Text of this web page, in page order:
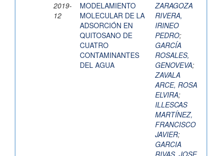
2019-
12
MODELAMIENTO
MOLECULAR DE LA
ADSORCIÓN EN
QUITOSANO DE
CUATRO
CONTAMINANTES
DEL AGUA
ZARAGOZA
RIVERA,
IRINEO
PEDRO;
GARCÍA
ROSALES,
GENOVEVA;
ZAVALA
ARCE, ROSA
ELVIRA;
ILLESCAS
MARTÍNEZ,
FRANCISCO
JAVIER;
GARCIA